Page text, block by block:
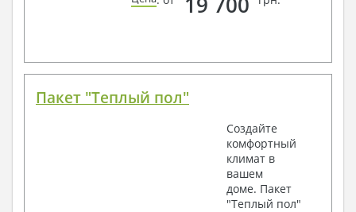
Пакет "Теплый пол"
Создайте
комфортный
климат в
вашем
доме. Пакет
"Теплый пол"